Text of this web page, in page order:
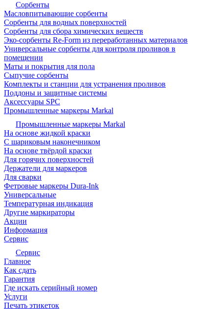
Сорбенты
Масловпитывающие сорбенты
Сорбенты для водных поверхностей
Сорбенты для сбора химических веществ
Эко-сорбенты Re-Form из переработанных материалов
Универсальные сорбенты для контроля проливов в
помещении
Маты и покрытия для пола
Сыпучие сорбенты
Комплекты и станции для устранения проливов
Поддоны и защитные системы
Аксессуары SPC
Промышленные маркеры Markal
Промышленные маркеры Markal
На основе жидкой краски
С шариковым наконечником
На основе твёрдой краски
Для горячих поверхностей
Держатели для маркеров
Для сварки
Фетровые маркеры Dura-Ink
Универсальные
Температурная индикация
Другие маркираторы
Акции
Информация
Сервис
Сервис
Главное
Как сдать
Гарантия
Где искать серийный номер
Услуги
Печать этикеток